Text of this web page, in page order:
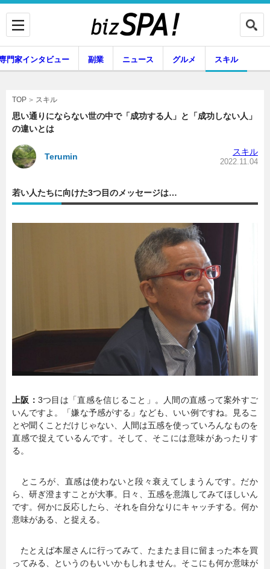
専門家インタビュー
副業
スキル
エンタメ
門家インタビュー 副業 ニュース グルメ スキル
TOP スキル
思い通りにならない世の中で「成功する人」と「成功しない人」
の違いとは
Terumin スキル
2022.11.04
若い人たちに向けた3つ目のメッセージは…
上阪： 3つ目は「直感を信じること」。人間の直感って案外すご
いんですよ。「嫌な予感がする」なども、いい例ですね。見るこ
とや聞くことだけじゃない、人間は五感を使っていろんなものを
直感で捉えているんです。そして、そこには意味があったりす
る。
ところが、直感は使わないと段々衰えてしまうんです。だか
ら、研ぎ澄ますことが大事。日々、五感を意識してみてほしいん
です。何かに反応したら、それを自分なりにキャッチする。何か
意味がある、と捉える。
たとえば本屋さんに行ってみて、たまたま目に留まった本を買
ってみる、というのもいいかもしれません。そこにも何か意味が